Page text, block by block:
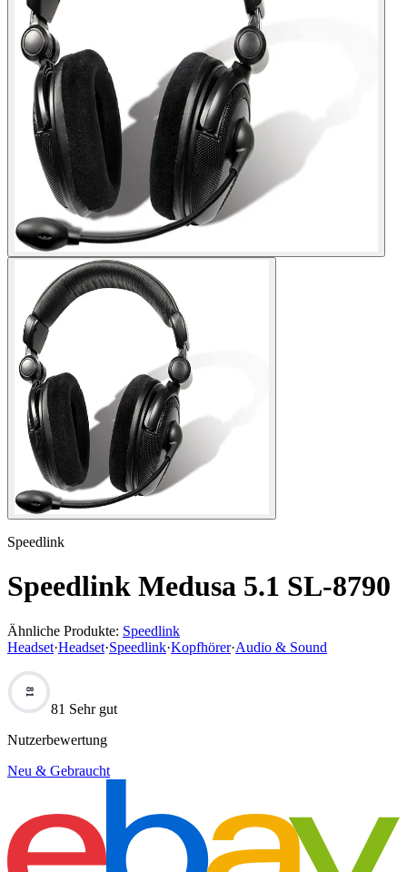
Speedlink
Speedlink Medusa 5.1 SL-8790
Ähnliche Produkte: Speedlink
Headset·Headset·Speedlink·Kopfhörer·Audio & Sound
81
81 Sehr gut
Nutzerbewertung
Neu & Gebraucht